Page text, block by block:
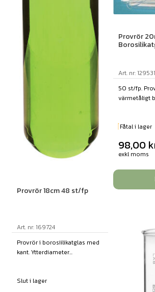
Provrör 18cm 48 st/fp
Art. nr: 169724
Provrör i borosiilikatglas med
kant. Ytterdiameter...
Slut i lager
Provrör
Art. nr: 129531
50 st/fp.
värmetåligt
Fåtal i lager
98,00
exkl moms